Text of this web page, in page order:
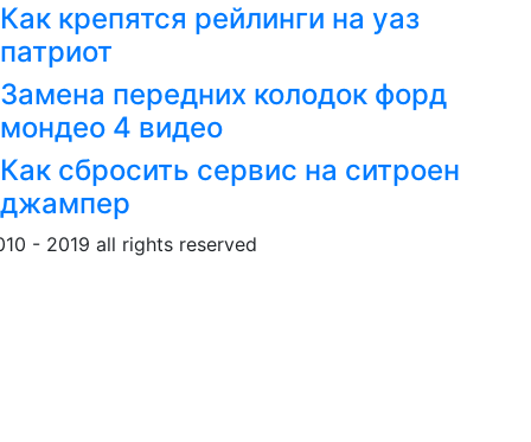
Как крепятся рейлинги на уаз
патриот
Замена передних колодок форд
мондео 4 видео
Как сбросить сервис на ситроен
джампер
- 2019 all rights reserved